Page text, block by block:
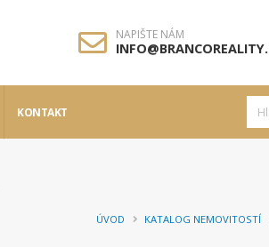
NAPIŠTE NÁM
KONTAKT
ÚVOD KATALOG NEMOVITOSTÍ